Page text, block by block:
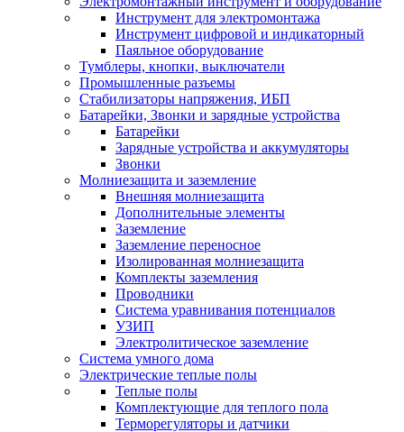
Инструмент для электромонтажа
Инструмент цифровой и индикаторный
Паяльное оборудование
Тумблеры, кнопки, выключатели
Промышленные разъемы
Стабилизаторы напряжения, ИБП
Батарейки, Звонки и зарядные устройства
Батарейки
Зарядные устройства и аккумуляторы
Звонки
Молниезащита и заземление
Внешняя молниезащита
Дополнительные элементы
Заземление
Заземление переносное
Изолированная молниезащита
Комплекты заземления
Проводники
Система уравнивания потенциалов
УЗИП
Электролитическое заземление
Система умного дома
Электрические теплые полы
Теплые полы
Комплектующие для теплого пола
Терморегуляторы и датчики